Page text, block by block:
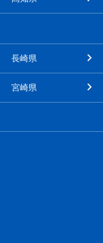
長崎県
宮崎県